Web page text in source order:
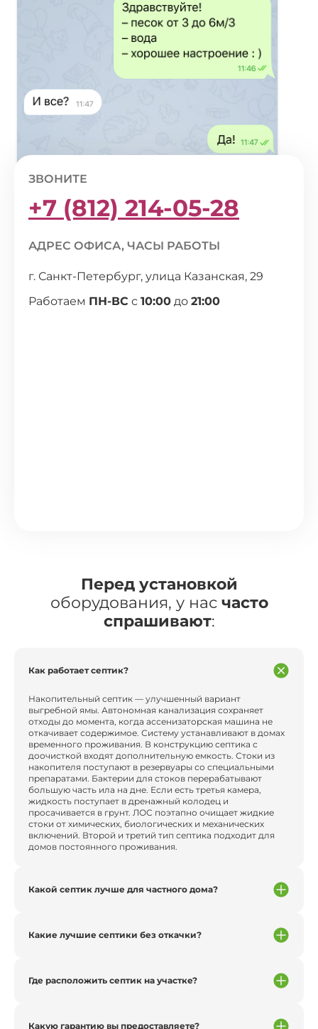
ЗВОНИТЕ
+7 (812) 214-05-28
АДРЕС ОФИСА, ЧАСЫ РАБОТЫ
г. Санкт-Петербург, улица Казанская, 29
Работаем ПН-ВС с 10:00 до 21:00
Перед установкой
оборудования, у нас часто
спрашивают:
Как работает септик?
Накопительный септик — улучшенный вариант
выгребной ямы. Автономная канализация сохраняет
отходы до момента, когда ассенизаторская машина не
откачивает содержимое. Систему устанавливают в домах
временного проживания. В конструкцию септика с
доочисткой входят дополнительную емкость. Стоки из
накопителя поступают в резервуары со специальными
препаратами. Бактерии для стоков перерабатывают
большую часть ила на дне. Если есть третья камера,
жидкость поступает в дренажный колодец и
просачивается в грунт. ЛОС поэтапно очищает жидкие
стоки от химических, биологических и механических
включений. Второй и третий тип септика подходит для
домов постоянного проживания.
Какой септик лучше для частного дома?
Какие лучшие септики без откачки?
Где расположить септик на участке?
Какую гарантию вы предоставляете?